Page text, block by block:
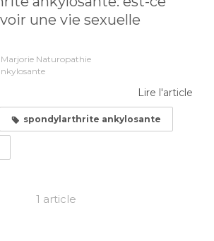
une vie sexuelle
Marjorie Naturopathie
Lire l'article
spondylarthrite ankylosante
1 article